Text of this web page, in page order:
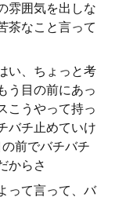
雰囲気を出しな
茶なこと言って
い、ちょっと考
う目の前にあっ
こうやって持っ
バチ止めていけ
前でバチバチ
からさ
って言って、バ